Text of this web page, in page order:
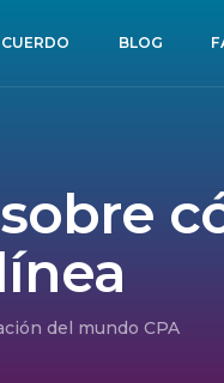
BLOG
del mundo CPA